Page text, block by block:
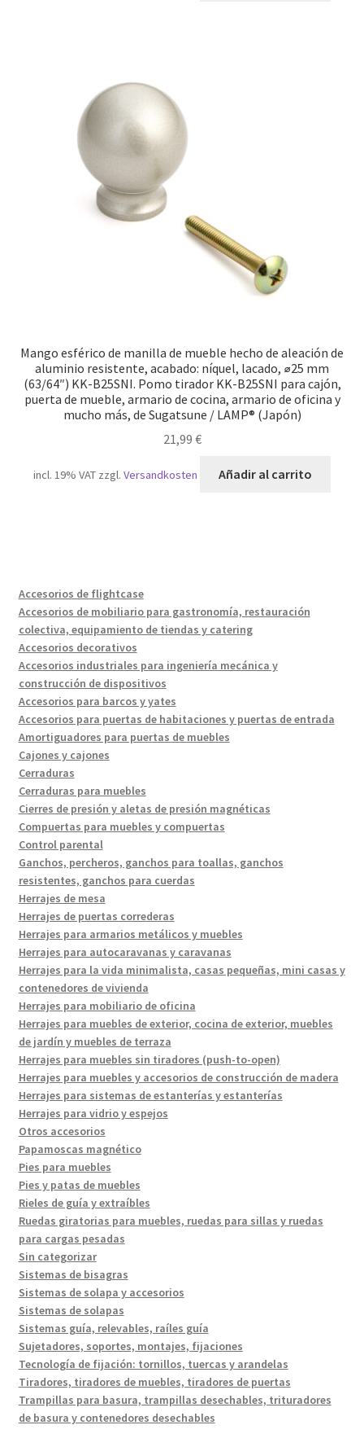
Mango esférico de manilla de mueble hecho de aleación de
aluminio resistente, acabado: níquel, lacado, ⌀25 mm
(63/64″) KK-B25SNI. Pomo tirador KK-B25SNI para cajón,
puerta de mueble, armario de cocina, armario de oficina y
mucho más, de Sugatsune / LAMP® (Japón)
21,99 €
incl. 19% VAT zzgl.Versandkosten Añadir al carrito
Accesorios de flightcase
Accesorios de mobiliario para gastronomía, restauración
colectiva, equipamiento de tiendas y catering
Accesorios decorativos
Accesorios industriales para ingeniería mecánica y
construcción de dispositivos
Accesorios para barcos y yates
Accesorios para puertas de habitaciones y puertas de entrada
Amortiguadores para puertas de muebles
Cajones y cajones
Cerraduras
Cerraduras para muebles
Cierres de presión y aletas de presión magnéticas
Compuertas para muebles y compuertas
Control parental
Ganchos, percheros, ganchos para toallas, ganchos
resistentes, ganchos para cuerdas
Herrajes de mesa
Herrajes de puertas correderas
Herrajes para armarios metálicos y muebles
Herrajes para autocaravanas y caravanas
Herrajes para la vida minimalista, casas pequeñas, mini casas y
contenedores de vivienda
Herrajes para mobiliario de oficina
Herrajes para muebles de exterior, cocina de exterior, muebles
de jardín y muebles de terraza
Herrajes para muebles sin tiradores (push-to-open)
Herrajes para muebles y accesorios de construcción de madera
Herrajes para sistemas de estanterías y estanterías
Herrajes para vidrio y espejos
Otros accesorios
Papamoscas magnético
Pies para muebles
Pies y patas de muebles
Rieles de guía y extraíbles
Ruedas giratorias para muebles, ruedas para sillas y ruedas
para cargas pesadas
Sin categorizar
Sistemas de bisagras
Sistemas de solapa y accesorios
Sistemas de solapas
Sistemas guía, relevables, raíles guía
Sujetadores, soportes, montajes, fijaciones
Tecnología de fijación: tornillos, tuercas y arandelas
Tiradores, tiradores de muebles, tiradores de puertas
Trampillas para basura, trampillas desechables, trituradores
de basura y contenedores desechables